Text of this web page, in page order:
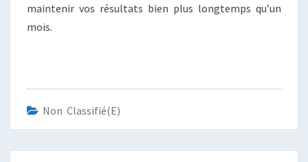
maintenir vos résultats bien plus longtemps qu’un
mois.
Non Classifié(e)